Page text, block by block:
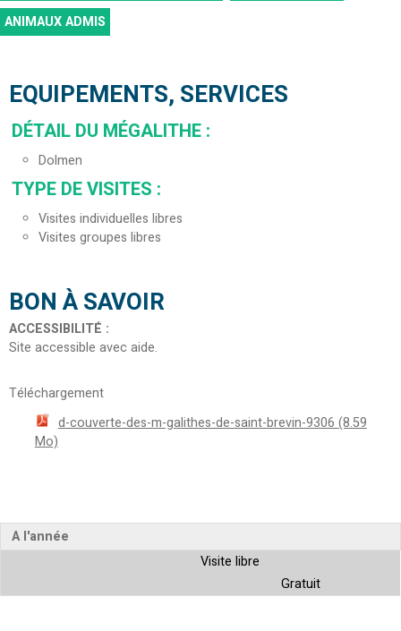
ANIMAUX ADMIS
EQUIPEMENTS, SERVICES
DÉTAIL DU MÉGALITHE :
Dolmen
TYPE DE VISITES :
Visites individuelles libres
Visites groupes libres
BON À SAVOIR
ACCESSIBILITÉ :
Site accessible avec aide
Téléchargement
d-couverte-des-m-galithes-de-saint-brevin-9306 (8.59
Mo)
A l'année
Visite libre
Gratuit